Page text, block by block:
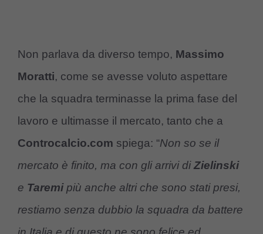
Non parlava da diverso tempo, Massimo
Moratti, come se avesse voluto aspettare
che la squadra terminasse la prima fase del
lavoro e ultimasse il mercato, tanto che a
Controcalcio.com spiega: “Non so se il
mercato è finito, ma con gli arrivi diZielinski
e Taremipiù anche altri che sono stati presi,
restiamo senza dubbio la squadra da battere